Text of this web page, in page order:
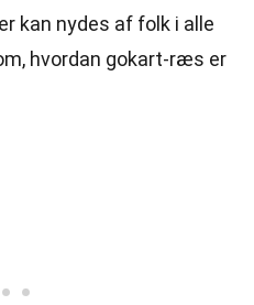
kan nydes af folk i alle
hvordan gokart-ræs er